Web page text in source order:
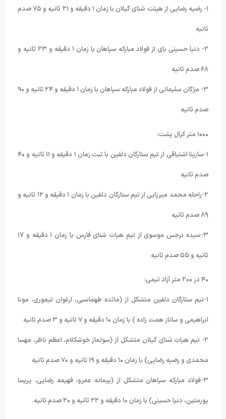
١- رضیه رضایی از هیئت شنای گیلان با زمان ١ دقیقه و ٢١ ثانیه و ٧۵ صدم
ثانیه
٢- دنیا حسینی بای از فولاد مبارکه سپاهان با زمان ١ دقیقه و ٢٣ ثانیه و
۶٨ صدم ثانیه
٣- مژگان سلیمانی از فولاد مبارکه سپاهان با زمان ١ دقیقه و ٢۴ ثانیه و ٩۰
صدم ثانیه
١-سارینا اشتیاقی از تیم ستارگان دلفین با ثبت زمان ١ دقیقه و ١١ ثانیه و ۴۰
صدم ثانیه
٢-راحله محمد میرزایی از تیم ستارگان دلفین با زمان ١ دقیقه و ١٢ ثانیه و
٨٩ صدم ثانیه
٣-سیده نرجس موسوی از تیم هیات شنای فارس با زمان ١ دقیقه و ١٧
ثانیه و ۵۵ صدم ثانیه
١-تیم ستارگان دلفین متشکل از (مائده طهماسبی، ارغوان تیموری، مونا
ابراهیمی و ساناز همت زاده ) با زمان ١۰ دقیقه و ٧ ثانیه و ٣ صدم ثانیه
٢- تیم هیات شنای گیلان متشکل از (سولماز خوشکلام، اعظم ناظر، مهسا
محمدی و رضیه رضایی) با زمان ١۰ دقیقه و ١٩ ثانیه و ٧۰ صدم ثانیه
٣-فولاد مبارکه سپاهان متشکل از (پیمانه عمرو، فهیمه رضایی، پریسا
پورمتین، دنیا حسینی) با زمان ١۰ دقیقه و ٢٢ ثانیه و ٢۰ صدم ثانیه.